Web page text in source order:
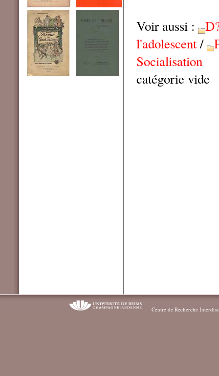
Voir aussi :
l'adolescent/
Socialisation
catégorie vide
Centre de Recherche